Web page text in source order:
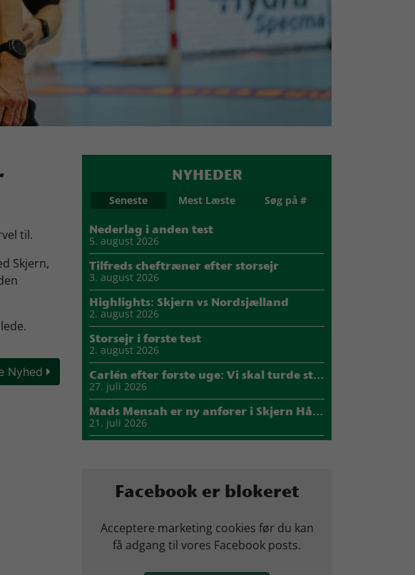
til.
Skjern,
Nyhed
NYHEDER
Seneste Mest Læste Søg på #
Nederlag i anden test
5. august 2026
Tilfreds cheftræner efter storsejr
3. august 2026
Highlights: Skjern vs Nordsjælland
2. august 2026
Storsejr i første test
2. august 2026
Carlén efter første uge: Vi skal turde stille krav til hinanden
27. juli 2026
Mads Mensah er ny anfører i Skjern Håndbold
21. juli 2026
Marius Nørsøller udlejes til HØJ Elite
14. juli 2026
12. juli 2026
Facebook er blokeret
Acceptere marketing cookies før du kan
få adgang til vores Facebook posts.